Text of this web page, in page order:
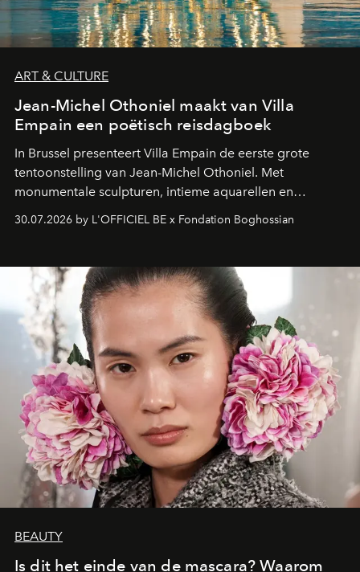
ART & CULTURE
Jean-Michel Othoniel maakt van Villa
Empain een poëtisch reisdagboek
In Brussel presenteert Villa Empain de eerste grote
tentoonstelling van Jean-Michel Othoniel. Met
monumentale sculpturen, intieme aquarellen en
een emotionele reis waarin elk werk de herinnering
moment van verwondering.
30.07.2026 by L'OFFICIEL BE x Fondation Boghossian
BEAUTY
Is dit het einde van de mascara? Waarom